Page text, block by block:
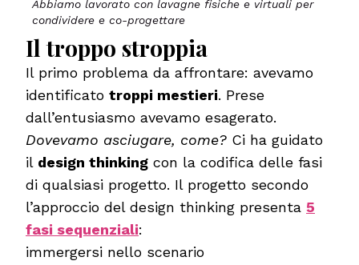
Abbiamo lavorato con lavagne fisiche e virtuali per
condividere e co-progettare
Il troppo stroppia
Il primo problema da affrontare: avevamo
identificato troppi mestieri. Prese
dall’entusiasmo avevamo esagerato.
Dovevamo asciugare, come? Ci ha guidato
il design thinking con la codifica delle fasi
di qualsiasi progetto. Il progetto secondo
l’approccio del design thinking presenta 5
fasi sequenziali:
immergersi nello scenario